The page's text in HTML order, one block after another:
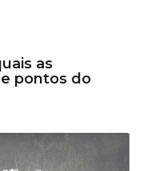
as
pontos do